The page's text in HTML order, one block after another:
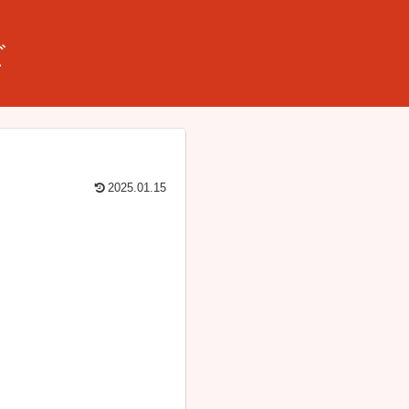
2025.01.15